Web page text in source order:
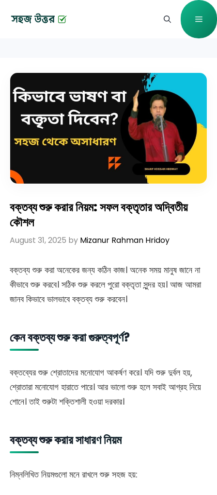
বক্তব্য শুরু করার নিয়ম: সফল বক্তৃতার অদ্বিতীয়
কৌশল
August 31, 2025 by Mizanur Rahman Hridoy
বক্তব্য শুরু করা অনেকের জন্য কঠিন কাজ। অনেক সময় মানুষ জানে না
কীভাবে শুরু করবে। সঠিক শুরু করলে পুরো বক্তৃতা সুন্দর হয়। আজ আমরা
জানব কিভাবে ভালভাবে বক্তব্য শুরু করবেন।
কেন বক্তব্য শুরু করা গুরুত্বপূর্ণ?
বক্তব্যের শুরু শ্রোতাদের মনোযোগ আকর্ষণ করে। যদি শুরু দুর্বল হয়,
শ্রোতারা মনোযোগ হারাতে পারে। আর ভালো শুরু হলে সবাই আগ্রহ নিয়ে
শোনে। তাই শুরুটা শক্তিশালী হওয়া দরকার।
বক্তব্য শুরু করার সাধারণ নিয়ম
নিম্নলিখিত নিয়মগুলো মনে রাখলে শুরু সহজ হয়: